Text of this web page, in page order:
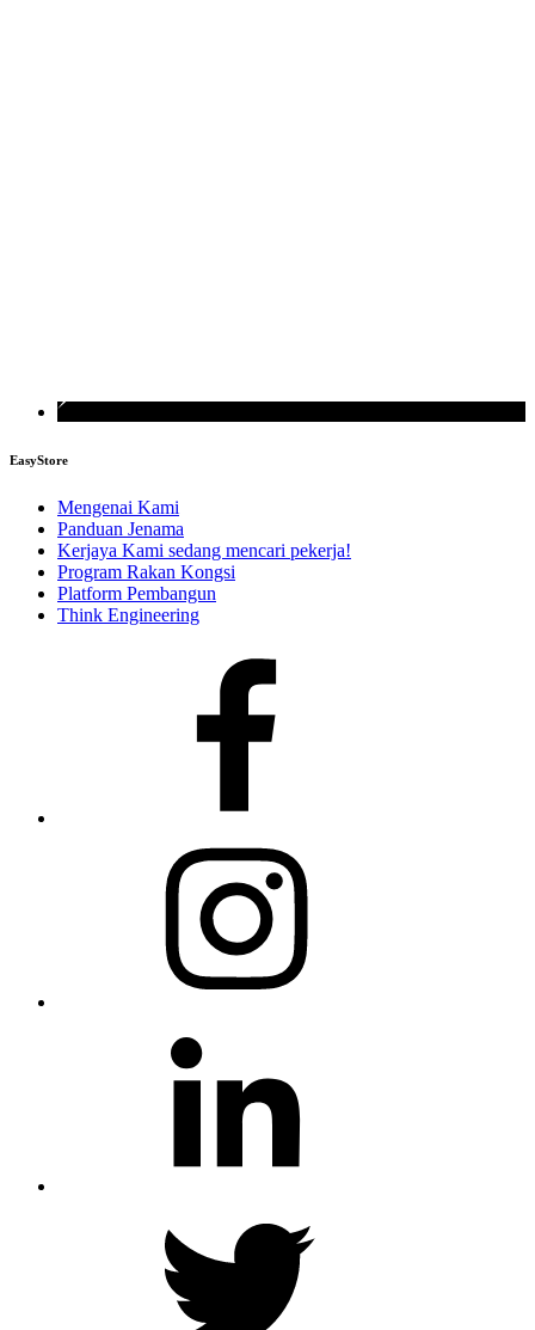
EasyStore
Mengenai Kami
Panduan Jenama
Kerjaya Kami sedang mencari pekerja!
Program Rakan Kongsi
Platform Pembangun
Think Engineering